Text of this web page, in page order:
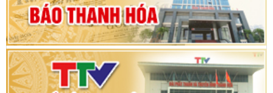
Phiên thảo luận Kỳ họp thứ 24, HĐND tỉnh
Thanh Hóa khóa XVIII, nhiệm kỳ 2021 - 2026
Bế mạc Kỳ họp thứ hai bốn, Hội đồng nhân dân
tỉnh khoá XVIII